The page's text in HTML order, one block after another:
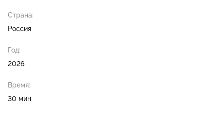
Страна:
Россия
Год:
2026
Время:
30 мин